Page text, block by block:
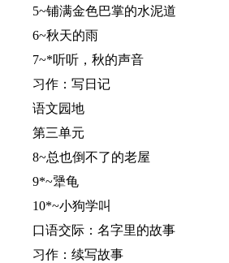
5~铺满金色巴掌的水泥道
6~秋天的雨
7~*听听，秋的声音
习作：写日记
语文园地
第三单元
8~总也倒不了的老屋
9*~犟龟
10*~小狗学叫
口语交际：名字里的故事
习作：续写故事